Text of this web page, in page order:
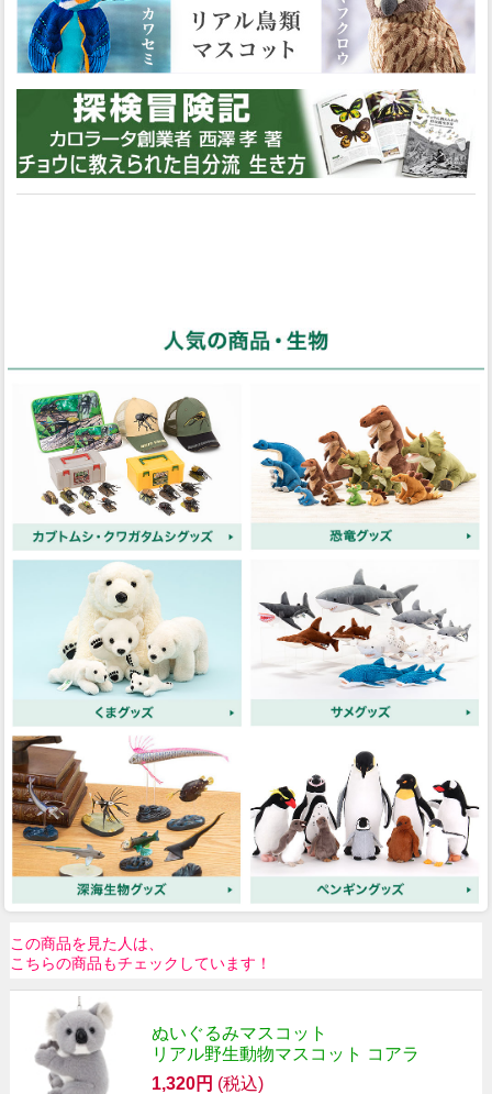
この商品を見た人は、
こちらの商品もチェックしています！
ぬいぐるみマスコット
リアル野生動物マスコット コアラ
1,320円 (税込)